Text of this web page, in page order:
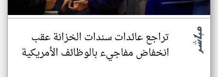
تراجع عائدات سندات الخزانة عقب
انخفاض مفاجيء بالوظائف الأمريكية